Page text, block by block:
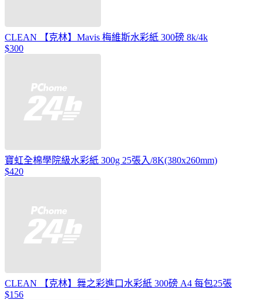
CLEAN 【克林】Mavis 梅維斯水彩紙 300磅 8k/4k
$300
寶虹全棉學院級水彩紙 300g 25張入/8K(380x260mm)
$420
CLEAN 【克林】舞之彩進口水彩紙 300磅 A4 每包25張
$156